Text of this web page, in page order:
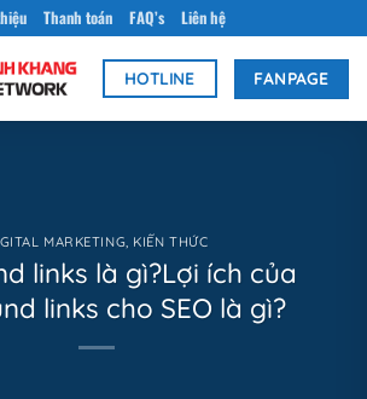
Thanh toán FAQ’s Liên hệ
HOTLINE FANPAGE
MARKETING, KIẾN THỨC
links là gì?Lợi ích của
links cho SEO là gì?